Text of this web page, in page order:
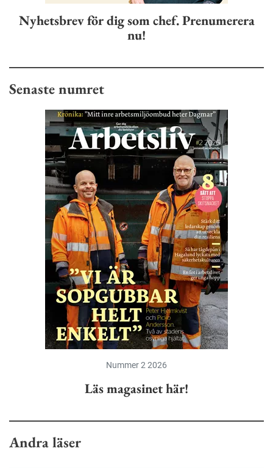
Nyhetsbrev för dig som chef. Prenumerera
nu!
Senaste numret
Nummer 2 2026
Läs magasinet här!
Andra läser